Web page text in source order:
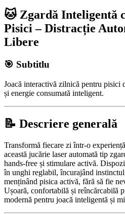
🐱 Zgardă Inteligentă
Pisici – Distracție
Libere
🎯 Subtitlu
Joacă interactivă zilnică pentru pisici
și energie consumată inteligent.
📝 Descriere generală
Transformă fiecare zi într-o
această jucărie laser automată tip
hands-free și stimulare activă.
în unghi reglabil, încurajând
menținând pisica activă, fără să fie
Ușoară, confortabilă și reîncărcabilă
modernă pentru joacă inteligentă și